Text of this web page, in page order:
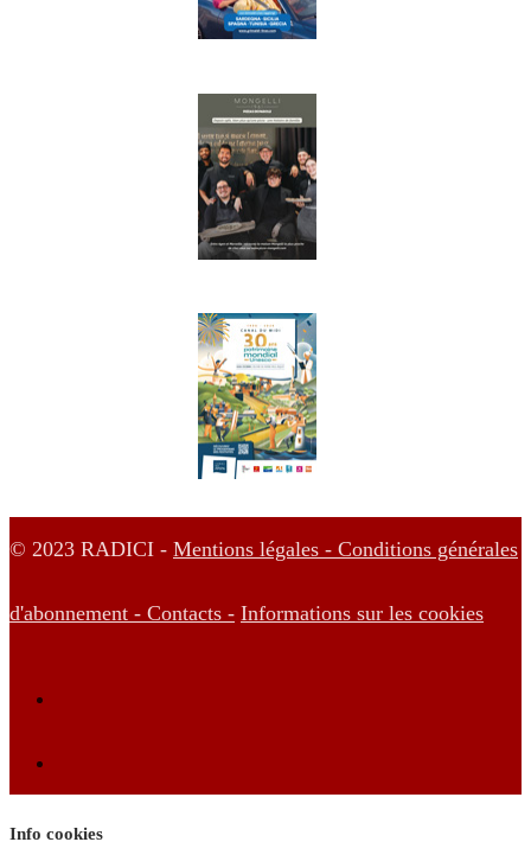
© 2023 RADICI - Mentions légales - Conditions générales
d'abonnement - Contacts - Informations sur les cookies
Info cookies